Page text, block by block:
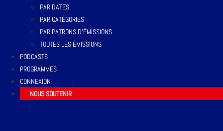
PAR DATES
PAR CATÉGORIES
PAR PATRONS D’ÉMISSIONS
TOUTES LES ÉMISSIONS
PODCASTS
PROGRAMMES
CONNEXION
NOUS SOUTENIR